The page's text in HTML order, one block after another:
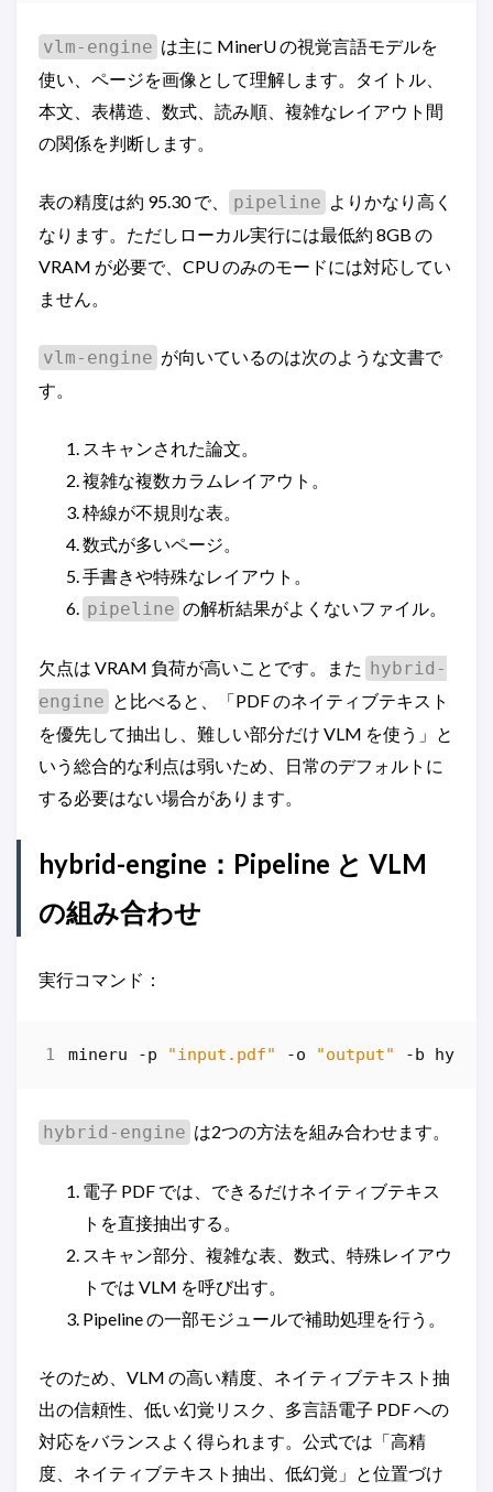
vlm-engine は主に MinerU の視覚言語モデルを
使い、ページを画像として理解します。タイトル、
本文、表構造、数式、読み順、複雑なレイアウト間
の関係を判断します。
表の精度は約 95.30 で、 pipeline よりかなり高く
なります。ただしローカル実行には最低約 8GB の
VRAM が必要で、CPU のみのモードには対応してい
ません。
vlm-engine が向いているのは次のような文書で
す。
スキャンされた論文。
複雑な複数カラムレイアウト。
枠線が不規則な表。
数式が多いページ。
手書きや特殊なレイアウト。
pipeline の解析結果がよくないファイル。
欠点は VRAM 負荷が高いことです。また hybrid-
engine と比べると、「PDF のネイティブテキスト
を優先して抽出し、難しい部分だけ VLM を使う」と
いう総合的な利点は弱いため、日常のデフォルトに
する必要はない場合があります。
hybrid-engine：Pipeline と VLM
の組み合わせ
実行コマンド：
mineru -p "input.pdf" -o "output" -b
hybrid-engine は2つの方法を組み合わせます。
電子 PDF では、できるだけネイティブテキス
トを直接抽出する。
スキャン部分、複雑な表、数式、特殊レイアウ
トでは VLM を呼び出す。
Pipeline の一部モジュールで補助処理を行う。
そのため、VLM の高い精度、ネイティブテキスト抽
出の信頼性、低い幻覚リスク、多言語電子 PDF への
対応をバランスよく得られます。公式では「高精
度、ネイティブテキスト抽出、低幻覚」と位置づけ